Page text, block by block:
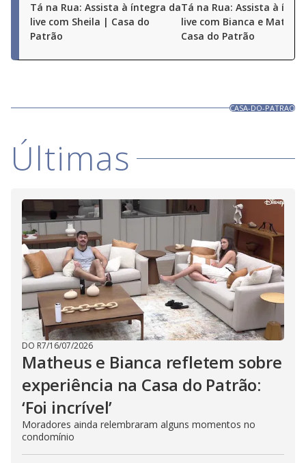
Tá na Rua: Assista à íntegra da
live com Sheila | Casa do
Patrão
Tá na Rua: Assista à
live com Bianca e
Casa do Patrão
CASA-DO-PATRAO
Últimas
DO R7/16/07/2026
Matheus e Bianca refletem sobre
experiência na Casa do Patrão:
‘Foi incrível’
Moradores ainda relembraram alguns momentos no
condomínio